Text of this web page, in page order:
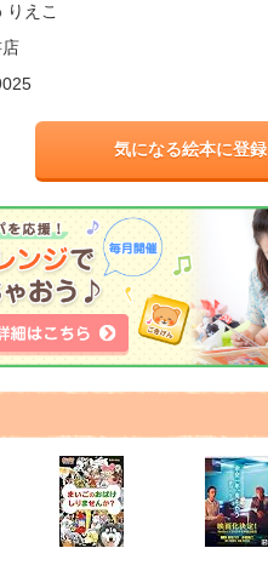
りえこ
気になる絵本に登録